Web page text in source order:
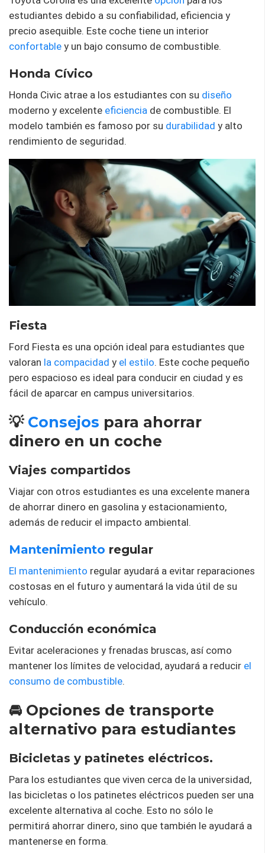
estudiantes debido a su confiabilidad, eficiencia y
precio asequible. Este coche tiene un interior
confortable y un bajo consumo de combustible.
Honda Cívico
Honda Civic atrae a los estudiantes con su diseño
moderno y excelente eficiencia de combustible. El
modelo también es famoso por su durabilidad y alto
rendimiento de seguridad.
Fiesta
Ford Fiesta es una opción ideal para estudiantes que
valoran la compacidad y el estilo. Este coche pequeño
pero espacioso es ideal para conducir en ciudad y es
fácil de aparcar en campus universitarios.
💡 Consejos para ahorrar
dinero en un coche
Viajes compartidos
Viajar con otros estudiantes es una excelente manera
de ahorrar dinero en gasolina y estacionamiento,
además de reducir el impacto ambiental.
Mantenimiento regular
El mantenimiento regular ayudará a evitar reparaciones
costosas en el futuro y aumentará la vida útil de su
vehículo.
Conducción económica
Evitar aceleraciones y frenadas bruscas, así como
mantener los límites de velocidad, ayudará a reducir el
consumo de combustible.
🚘 Opciones de transporte
alternativo para estudiantes
Bicicletas y patinetes eléctricos.
Para los estudiantes que viven cerca de la universidad,
las bicicletas o los patinetes eléctricos pueden ser una
excelente alternativa al coche. Esto no sólo le
permitirá ahorrar dinero, sino que también le ayudará a
mantenerse en forma.